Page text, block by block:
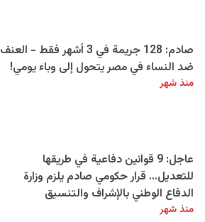
صادم: 128 جريمة في 3 أشهر فقط - العنف
ضد النساء في مصر يتحول إلى وباء يومي!
منذ شهر
عاجل: 9 قوانين دفاعية في طريقها
للتعديل… قرار حكومي صادم يلزم وزارة
الدفاع الوطني بالإشراف والتنسيق
منذ شهر